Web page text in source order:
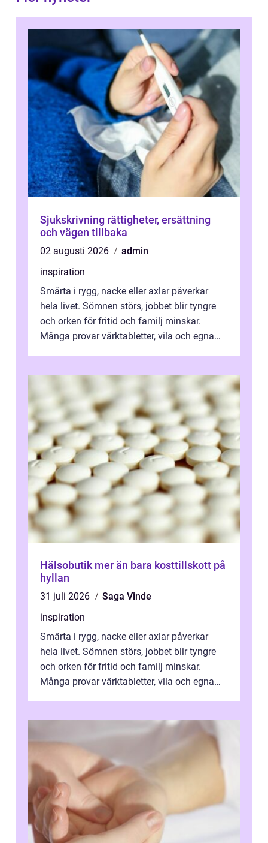
Sjukskrivning rättigheter, ersättning
och vägen tillbaka
02 augusti 2026
admin
inspiration
Smärta i rygg, nacke eller axlar påverkar
hela livet. Sömnen störs, jobbet blir tyngre
och orken för fritid och familj minskar.
Många provar värktabletter, vila och egna
Hälsobutik mer än bara kosttillskott på
hyllan
31 juli 2026
Saga Vinde
inspiration
Smärta i rygg, nacke eller axlar påverkar
hela livet. Sömnen störs, jobbet blir tyngre
och orken för fritid och familj minskar.
Många provar värktabletter, vila och egna